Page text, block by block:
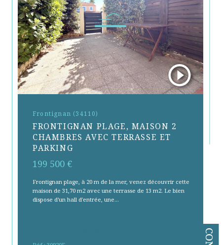
Frontignan (34110)
FRONTIGNAN PLAGE, MAISON 2
CHAMBRES AVEC TERRASSE ET
PARKING
199 500 €
Frontignan plage, à 20 m de la mer, venez découvrir cette
maison de 31,70 m2 avec une terrasse de 13 m2. Le bien
dispose d'un hall d'entrée, une...